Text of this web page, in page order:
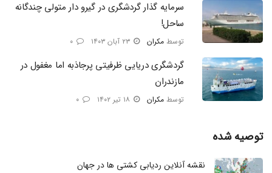
سرمایه گذار گردشگری در گیرو دار متولی چندگانه
ساحل!
توسط مکران
گردشگری دریایی ظرفیتی پرجاذبه اما مغفول در
مازندران
توسط مکران
توصیه شده
نقشه آنلاین ردیابی کشتی ها در جهان